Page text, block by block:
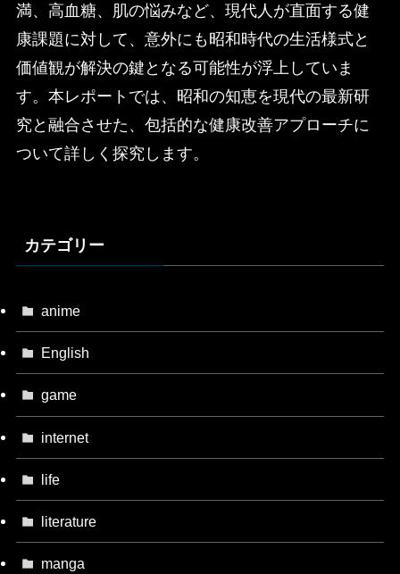
満、高血糖、肌の悩みなど、現代人が直面する健
康課題に対して、意外にも昭和時代の生活様式と
価値観が解決の鍵となる可能性が浮上していま
す。本レポートでは、昭和の知恵を現代の最新研
究と融合させた、包括的な健康改善アプローチに
ついて詳しく探究します。
カテゴリー
anime
English
game
internet
life
literature
manga